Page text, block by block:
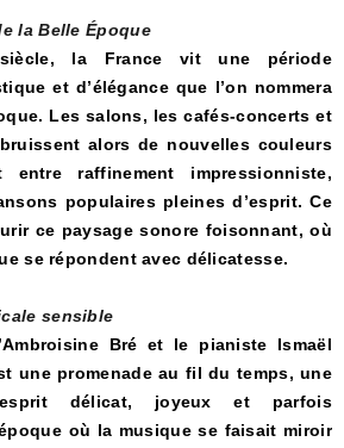
la Belle Époque
la France vit une période
et d’élégance que l’on nommera
Les salons, les cafés-concerts et
alors de nouvelles couleurs
entre raffinement impressionniste,
populaires pleines d’esprit. Ce
ce paysage sonore foisonnant, où
se répondent avec délicatesse.
sensible
Bré et le pianiste Ismaël
une promenade au fil du temps, une
délicat, joyeux et parfois
où la musique se faisait miroir